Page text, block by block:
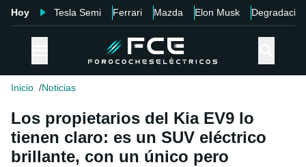
Hoy Tesla Semi Ferrari Mazda Elon Musk Degradación
Inicio Noticias
Los propietarios del Kia EV9 lo
tienen claro: es un SUV eléctrico
brillante, con un único pero